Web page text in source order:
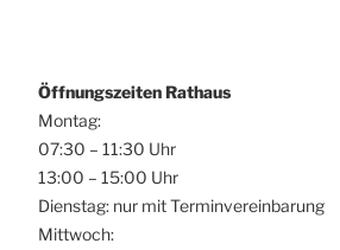
Öffnungszeiten Rathaus
Montag:
07:30 – 11:30 Uhr
13:00 – 15:00 Uhr
Dienstag: nur mit Terminvereinbarung
Mittwoch: